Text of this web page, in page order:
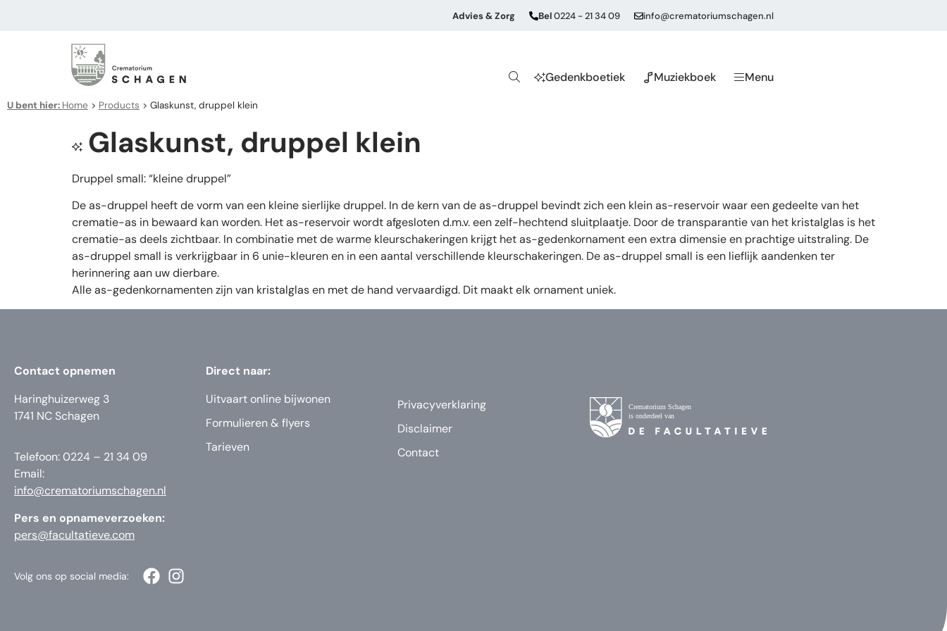
Advies & Zorg Bel0224 - 21 34 09 info@crematoriumschagen.nl
Gedenkboetiek Muziekboek Menu
U bent hier: Home > Products > Glaskunst, druppel klein
Glaskunst, druppel klein
Druppel small: “kleine druppel”
De as-druppel heeft de vorm van een kleine sierlijke druppel. In de kern van de as-druppel bevindt zich een klein as-reservoir waar een gedeelte van het
crematie-as in bewaard kan worden. Het as-reservoir wordt afgesloten d.m.v. een zelf-hechtend sluitplaatje. Door de transparantie van het kristalglas is het
crematie-as deels zichtbaar. In combinatie met de warme kleurschakeringen krijgt het as-gedenkornament een extra dimensie en prachtige uitstraling. De
as-druppel small is verkrijgbaar in 6 unie-kleuren en in een aantal verschillende kleurschakeringen. De as-druppel small is een lieflijk aandenken ter
herinnering aan uw dierbare.
Alle as-gedenkornamenten zijn van kristalglas en met de hand vervaardigd. Dit maakt elk ornament uniek.
Contact opnemen
Haringhuizerweg 3
1741 NC Schagen
Telefoon: 0224 – 21 34 09
Email:
info@crematoriumschagen.nl
Pers en opnameverzoeken:
pers@facultatieve.com
Direct naar:
Uitvaart online bijwonen
Formulieren & flyers
Tarieven
Privacyverklaring
Disclaimer
Contact
Volg ons op social media: